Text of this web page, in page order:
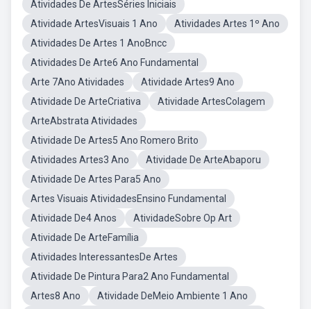
Atividades De ArtesSéries Iniciais
Atividade ArtesVisuais 1 Ano
Atividades Artes 1º Ano
Atividades De Artes 1 AnoBncc
Atividades De Arte6 Ano Fundamental
Arte 7Ano Atividades
Atividade Artes9 Ano
Atividade De ArteCriativa
Atividade ArtesColagem
ArteAbstrata Atividades
Atividade De Artes5 Ano Romero Brito
Atividades Artes3 Ano
Atividade De ArteAbaporu
Atividade De Artes Para5 Ano
Artes Visuais AtividadesEnsino Fundamental
Atividade De4 Anos
AtividadeSobre Op Art
Atividade De ArteFamília
Atividades InteressantesDe Artes
Atividade De Pintura Para2 Ano Fundamental
Artes8 Ano
Atividade DeMeio Ambiente 1 Ano